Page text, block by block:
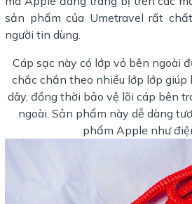
sản phẩm của Umetravel rất
người tin dùng.
Cáp sạc này có lớp vỏ bên ngoài
chắc chắn theo nhiều lớp lớp
dây, đồng thời bảo vệ lõi cáp bên
ngoài. Sản phẩm này dễ dàng
phẩm Apple như